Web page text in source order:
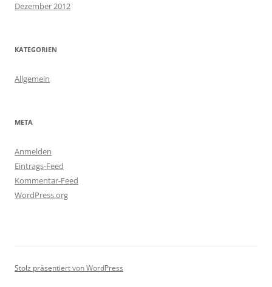
Dezember 2012
KATEGORIEN
Allgemein
META
Anmelden
Eintrags-Feed
Kommentar-Feed
WordPress.org
Stolz präsentiert von WordPress